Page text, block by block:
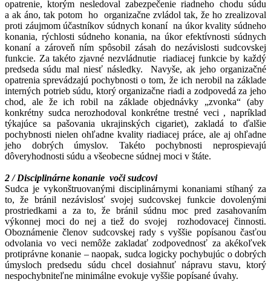
opatrenie, ktorým nesledoval zabezpečenie riadneho chodu súdu
a ak áno, tak potom ho organizačne zvládol tak, že ho zrealizoval
proti záujmom účastníkov súdnych konaní na úkor kvality súdneho
konania, rýchlosti súdneho konania, na úkor efektívnosti súdnych
konaní a zároveň ním spôsobil zásah do nezávislosti sudcovskej
funkcie. Za takéto zjavné nezvládnutie riadiacej funkcie by každý
predseda súdu mal niesť následky. Navyše, ak jeho organizačné
opatrenia sprevádzajú pochybnosti o tom, že ich nerobil na základe
interných potrieb súdu, ktorý organizačne riadi a zodpovedá za jeho
chod, ale že ich robil na základe objednávky „zvonka“ (aby
konkrétny sudca nerozhodoval konkrétne trestné veci , napríklad
týkajúce sa pašovania ukrajinských cigariet), zakladá to ďalšie
pochybnosti nielen ohľadne kvality riadiacej práce, ale aj ohľadne
jeho dobrých úmyslov. Takéto pochybnosti neprospievajú
dôveryhodnosti súdu a všeobecne súdnej moci v štáte.
2 / Disciplinárne konanie voči sudcovi
Sudca je vykonštruovanými disciplinárnymi konaniami stíhaný za
to, že bránil nezávislosť svojej sudcovskej funkcie dovolenými
prostriedkami a za to, že bránil súdnu moc pred zasahovaním
výkonnej moci do nej a tiež do svojej rozhodovacej činnosti.
Oboznámenie členov sudcovskej rady s vyššie popísanou časťou
odvolania vo veci nemôže zakladať zodpovednosť za akékoľvek
protiprávne konanie – naopak, sudca logicky pochybujúc o dobrých
úmysloch predsedu súdu chcel dosiahnuť nápravu stavu, ktorý
nespochybniteľne minimálne evokuje vyššie popísané úvahy.